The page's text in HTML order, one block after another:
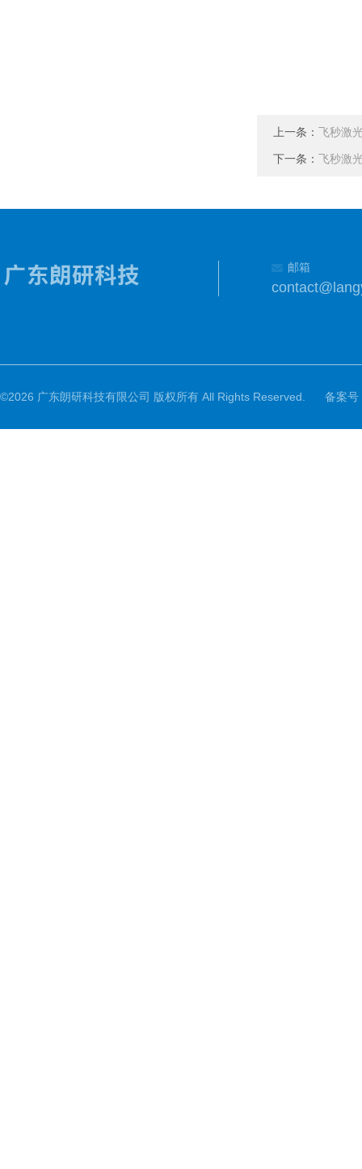
上一条： 飞秒激
下一条： 飞秒激
邮箱
©2026 广东朗研科技有限公司 版权所有 All Rights Reserved. 备案号